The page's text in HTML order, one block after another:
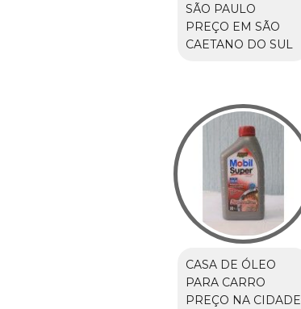
SÃO PAULO
PREÇO EM SÃO
CAETANO DO SUL
CASA DE ÓLEO
PARA CARRO
PREÇO NA CIDADE